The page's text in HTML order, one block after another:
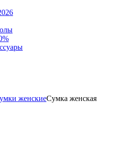
женскиеСумка женская